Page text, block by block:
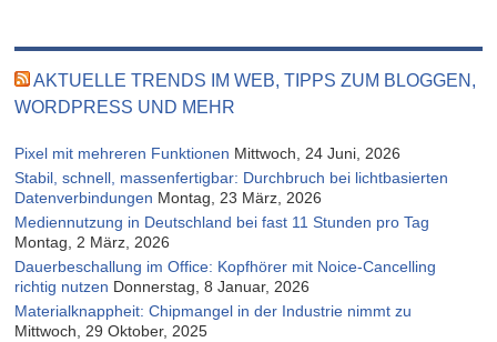
AKTUELLE TRENDS IM WEB, TIPPS ZUM BLOGGEN,
WORDPRESS UND MEHR
Pixel mit mehreren Funktionen Mittwoch, 24 Juni, 2026
Stabil, schnell, massenfertigbar: Durchbruch bei lichtbasierten
Datenverbindungen Montag, 23 März, 2026
Mediennutzung in Deutschland bei fast 11 Stunden pro Tag
Montag, 2 März, 2026
Dauerbeschallung im Office: Kopfhörer mit Noice-Cancelling
richtig nutzen Donnerstag, 8 Januar, 2026
Materialknappheit: Chipmangel in der Industrie nimmt zu
Mittwoch, 29 Oktober, 2025